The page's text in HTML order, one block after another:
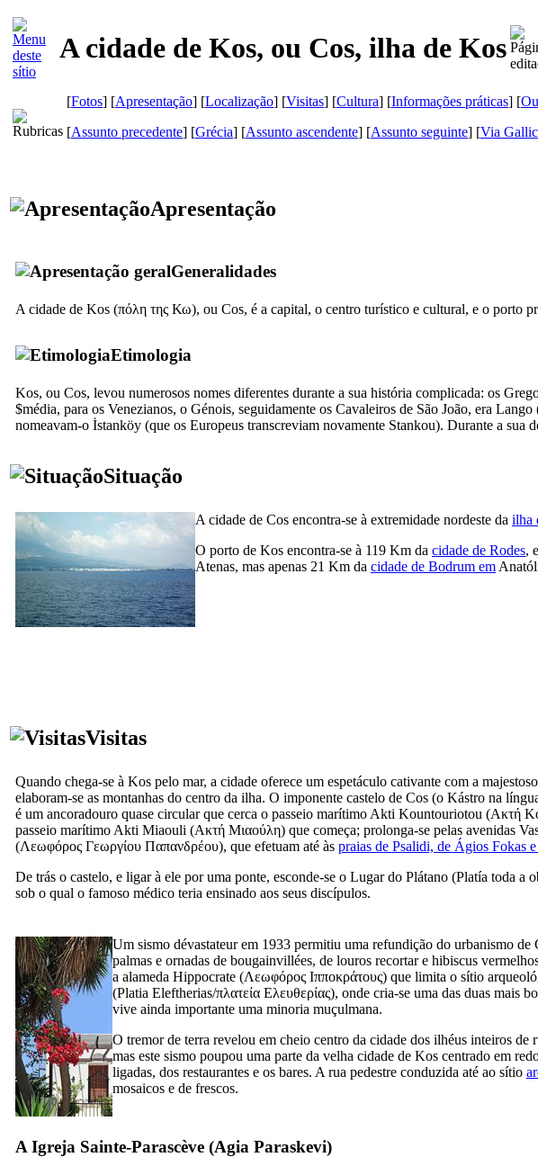
A cidade de Kos, ou Cos, ilha de Kos
[Fotos] [Apresentação] [Localização] [Visitas] [Cultura] [Informações práticas] [
[Assunto precedente] [Grécia] [Assunto ascendente] [Assunto seguinte] [Via
Apresentação
Generalidades
A cidade de Kos (πόλη της Κω), ou Cos, é a capital, o centro turístico e cultural, e o porto
Etimologia
Kos, ou Cos, levou numerosos nomes diferentes durante a sua história complicada: os
$média, para os Venezianos, o Génois, seguidamente os Cavaleiros de São João, era
nomeavam-o İstanköy (que os Europeus transcreviam novamente Stankou). Durante a sua
Situação
A cidade de Cos encontra-se à extremidade nordeste da ilha
O porto de Kos encontra-se à 119 Km da cidade de Rodes,
Atenas, mas apenas 21 Km da cidade de Bodrum em
Visitas
Quando chega-se à Kos pelo mar, a cidade oferece um espetáculo cativante com a majestoso
elaboram-se as montanhas do centro da ilha. O imponente castelo de Cos (o Kástro na
é um ancoradouro quase circular que cerca o passeio marítimo Akti Kountouriotou (Ακτή
passeio marítimo Akti Miaouli (Ακτή Μιαούλη) que começa; prolonga-se pelas avenidas
(Λεωφόρος Γεωργίου Παπανδρέου), que efetuam até às praias de Psalidi, de Ágios Fokas
De trás o castelo, e ligar à ele por uma ponte, esconde-se o Lugar do Plátano (Platía toda a
sob o qual o famoso médico teria ensinado aos seus discípulos.
Um sismo dévastateur em 1933 permitiu uma refundição do urbanismo de
palmas e ornadas de bougainvillées, de louros recortar e hibiscus
a alameda Hippocrate (Λεωφόρος Ιπποκράτους) que limita o sítio
(Platia Eleftherias/πλατεία Ελευθερίας), onde cria-se uma das duas mais
vive ainda importante uma minoria muçulmana.
O tremor de terra revelou em cheio centro da cidade dos ilhéus inteiros de
mas este sismo poupou uma parte da velha cidade de Kos centrado em
ligadas, dos restaurantes e os bares. A rua pedestre conduzida até ao sítio
mosaicos e de frescos.
A Igreja Sainte-Parascève (Agia Paraskevi)